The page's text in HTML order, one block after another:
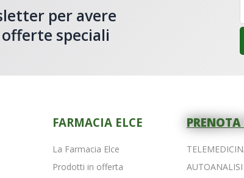
per avere
speciali
FARMACIA ELCE
La Farmacia Elce
Prodotti in offerta
AUTOANALISI